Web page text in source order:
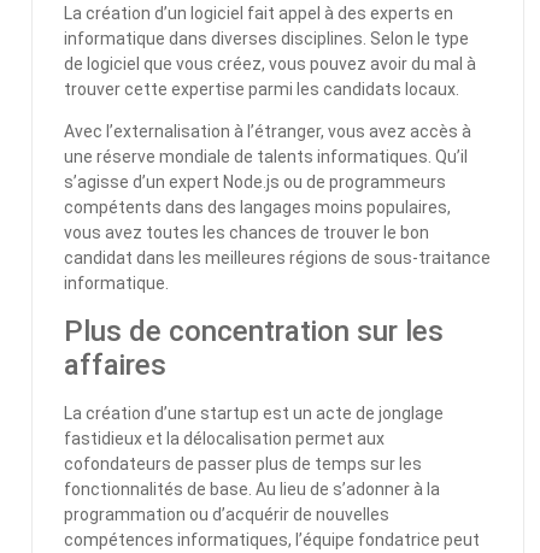
La création d’un logiciel fait appel à des experts en
informatique dans diverses disciplines. Selon le type
de logiciel que vous créez, vous pouvez avoir du mal à
trouver cette expertise parmi les candidats locaux.
Avec l’externalisation à l’étranger, vous avez accès à
une réserve mondiale de talents informatiques. Qu’il
s’agisse d’un expert Node.js ou de programmeurs
compétents dans des langages moins populaires,
vous avez toutes les chances de trouver le bon
candidat dans les meilleures régions de sous-traitance
informatique.
Plus de concentration sur les
affaires
La création d’une startup est un acte de jonglage
fastidieux et la délocalisation permet aux
cofondateurs de passer plus de temps sur les
fonctionnalités de base. Au lieu de s’adonner à la
programmation ou d’acquérir de nouvelles
compétences informatiques, l’équipe fondatrice peut